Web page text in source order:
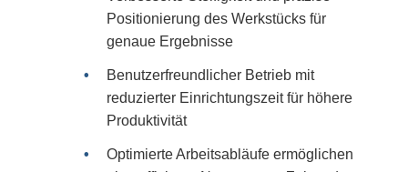
Positionierung des Werkstücks für
genaue Ergebnisse
Benutzerfreundlicher Betrieb mit
reduzierter Einrichtungszeit für höhere
Produktivität
Optimierte Arbeitsabläufe ermöglichen